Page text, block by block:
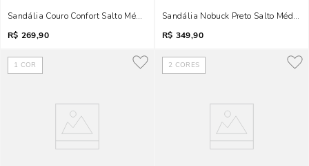
Sandália Couro Confort Salto Médio Caramelo Laço
R$ 269,90
Sandália Nobuck Preto Salto Médio
R$ 349,90
1 COR 2 CORES